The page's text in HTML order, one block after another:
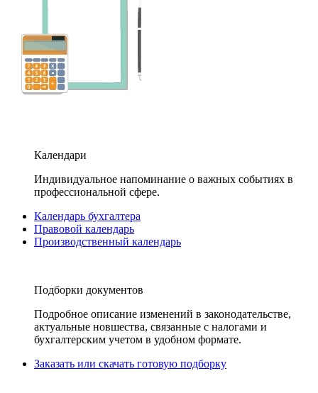
Календари
Индивидуальное напоминание о важных событиях в
профессиональной сфере.
Календарь бухгалтера
Правовой календарь
Производственный календарь
Подборки документов
Подробное описание изменений в законодательстве,
актуальные новшества, связанные с налогами и
бухгалтерским учетом в удобном формате.
Заказать или скачать готовую подборку